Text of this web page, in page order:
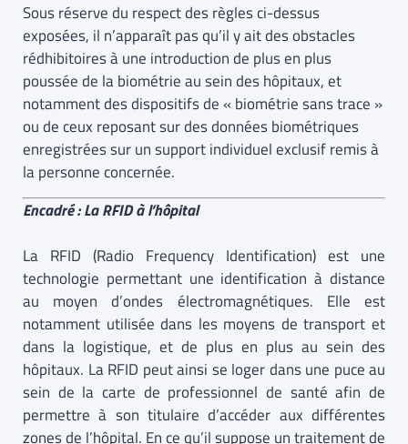
Sous réserve du respect des règles ci-dessus
exposées, il n’apparaît pas qu’il y ait des obstacles
rédhibitoires à une introduction de plus en plus
poussée de la biométrie au sein des hôpitaux, et
notamment des dispositifs de « biométrie sans trace »
ou de ceux reposant sur des données biométriques
enregistrées sur un support individuel exclusif remis à
la personne concernée.
Encadré : La RFID à l’hôpital
La RFID (Radio Frequency Identification) est une
technologie permettant une identification à distance
au moyen d’ondes électromagnétiques. Elle est
notamment utilisée dans les moyens de transport et
dans la logistique, et de plus en plus au sein des
hôpitaux. La RFID peut ainsi se loger dans une puce au
sein de la carte de professionnel de santé afin de
permettre à son titulaire d’accéder aux différentes
zones de l’hôpital. En ce qu’il suppose un traitement de